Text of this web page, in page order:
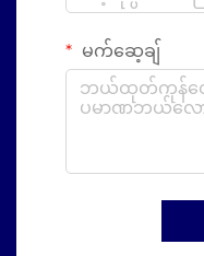
မက်ဆေ့ချ်